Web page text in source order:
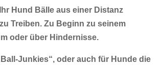
Hund Bälle aus einer Distanz
Treiben. Zu Beginn zu seinem
oder über Hindernisse.
Junkies“, oder auch für Hunde die